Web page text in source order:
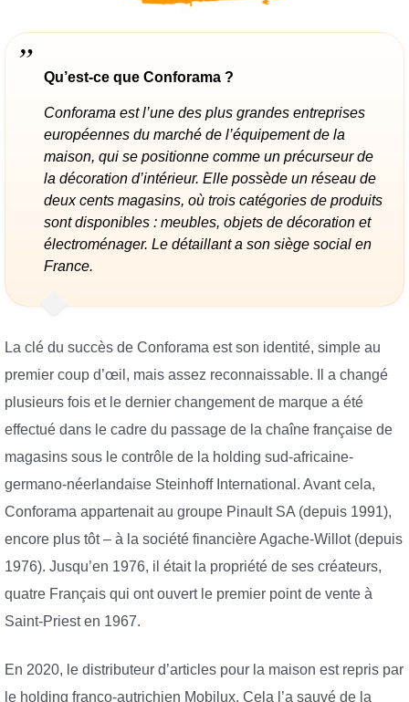
Qu’est-ce que Conforama ?
Conforama est l’une des plus grandes entreprises
européennes du marché de l’équipement de la
maison, qui se positionne comme un précurseur de
la décoration d’intérieur. Elle possède un réseau de
deux cents magasins, où trois catégories de produits
sont disponibles : meubles, objets de décoration et
électroménager. Le détaillant a son siège social en
France.
La clé du succès de Conforama est son identité, simple au
premier coup d’œil, mais assez reconnaissable. Il a changé
plusieurs fois et le dernier changement de marque a été
effectué dans le cadre du passage de la chaîne française de
magasins sous le contrôle de la holding sud-africaine-
germano-néerlandaise Steinhoff International. Avant cela,
Conforama appartenait au groupe Pinault SA (depuis 1991),
encore plus tôt – à la société financière Agache-Willot (depuis
1976). Jusqu’en 1976, il était la propriété de ses créateurs,
quatre Français qui ont ouvert le premier point de vente à
Saint-Priest en 1967.
En 2020, le distributeur d’articles pour la maison est repris par
le holding franco-autrichien Mobilux. Cela l’a sauvé de la